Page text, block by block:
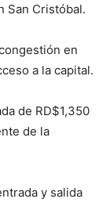
San Cristóbal.
en
a la capital.
de RD$1,350
de la
y salida